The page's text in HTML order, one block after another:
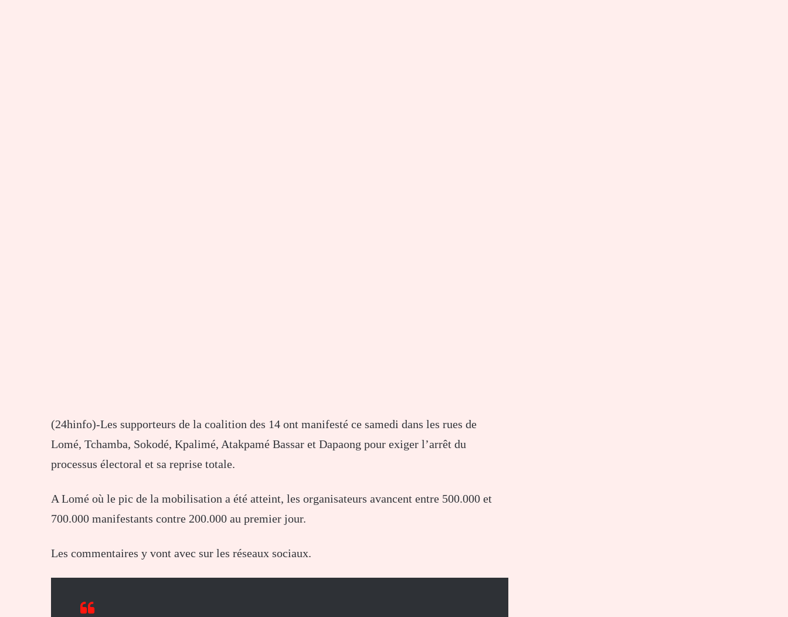
(24hinfo)-Les supporteurs de la coalition des 14 ont manifesté ce samedi dans les rues de
Lomé, Tchamba, Sokodé, Kpalimé, Atakpamé Bassar et Dapaong pour exiger l’arrêt du
processus électoral et sa reprise totale.
A Lomé où le pic de la mobilisation a été atteint, les organisateurs avancent entre 500.000 et
700.000 manifestants contre 200.000 au premier jour.
Les commentaires y vont avec sur les réseaux sociaux.